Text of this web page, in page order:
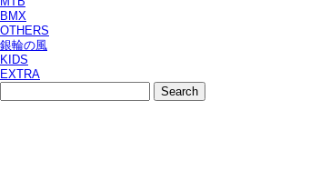
BMX
OTHERS
銀輪の風
KIDS
EXTRA